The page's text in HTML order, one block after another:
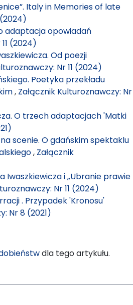
Italy in Memories of late
adaptacja opowiadań
(2024)
Od poezji
Nr 11 (2024)
Poetyka przekładu
, Załącznik Kulturoznawczy: Nr
O trzech adaptacjach 'Matki
scenie. O gdańskim spektaklu
, Załącznik
Iwaszkiewicza i „Ubranie prawie
Nr 11 (2024)
. Przypadek 'Kronosu'
Nr 8 (2021)
dla tego artykułu.